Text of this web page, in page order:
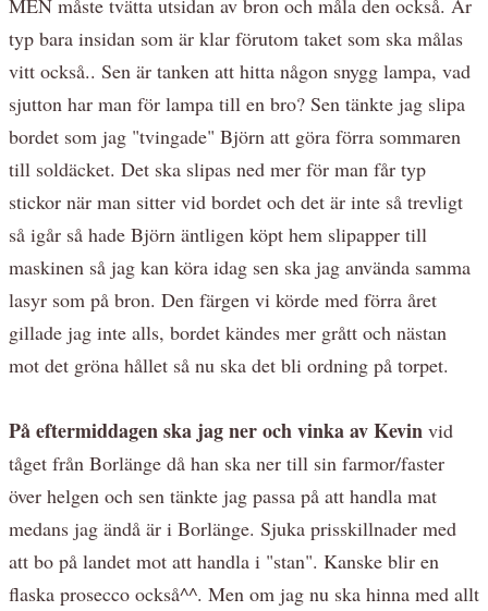
MEN måste tvätta utsidan av bron och måla den också. Är
typ bara insidan som är klar förutom taket som ska målas
vitt också.. Sen är tanken att hitta någon snygg lampa, vad
sjutton har man för lampa till en bro? Sen tänkte jag slipa
bordet som jag "tvingade" Björn att göra förra sommaren
till soldäcket. Det ska slipas ned mer för man får typ
stickor när man sitter vid bordet och det är inte så trevligt
så igår så hade Björn äntligen köpt hem slipapper till
maskinen så jag kan köra idag sen ska jag använda samma
lasyr som på bron. Den färgen vi körde med förra året
gillade jag inte alls, bordet kändes mer grått och nästan
mot det gröna hållet så nu ska det bli ordning på torpet.
På eftermiddagen ska jag ner och vinka av Kevin vid
tåget från Borlänge då han ska ner till sin farmor/faster
över helgen och sen tänkte jag passa på att handla mat
medans jag ändå är i Borlänge. Sjuka prisskillnader med
att bo på landet mot att handla i "stan". Kanske blir en
flaska prosecco också^^. Men om jag nu ska hinna med allt